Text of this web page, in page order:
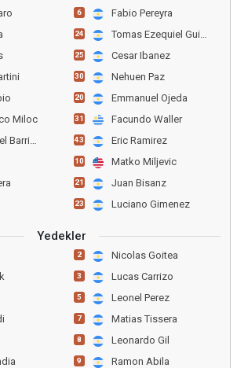
Miloc
Cristian Nahuel Barrios
6 Fabio Pereyra
24 Tomas Ezequiel Guidara
25 Cesar Ibanez
30 Nehuen Paz
20 Emmanuel Ojeda
31 Facundo Waller
43 Eric Ramirez
10 Matko Miljevic
21 Juan Bisanz
23 Luciano Gimenez
Yedekler
2 Nicolas Goitea
3 Lucas Carrizo
5 Leonel Perez
7 Matias Tissera
8 Leonardo Gil
9 Ramon Abila